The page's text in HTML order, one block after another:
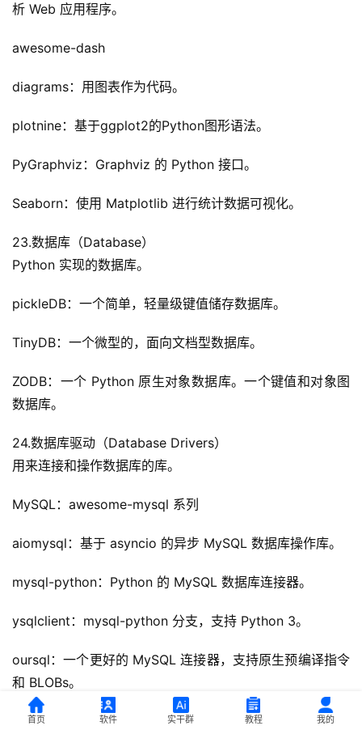
析 Web 应用程序。
awesome-dash
diagrams：用图表作为代码。
plotnine：基于ggplot2的Python图形语法。
PyGraphviz：Graphviz 的 Python 接口。
Seaborn：使用 Matplotlib 进行统计数据可视化。
23.数据库（Database）
Python 实现的数据库。
pickleDB：一个简单，轻量级键值储存数据库。
TinyDB：一个微型的，面向文档型数据库。
ZODB：一个 Python 原生对象数据库。一个键值和对象图
数据库。
24.数据库驱动（Database Drivers）
用来连接和操作数据库的库。
MySQL：awesome-mysql 系列
aiomysql：基于 asyncio 的异步 MySQL 数据库操作库。
mysql-python：Python 的 MySQL 数据库连接器。
ysqlclient：mysql-python 分支，支持 Python 3。
oursql：一个更好的 MySQL 连接器，支持原生预编译指令
和 BLOBs。
PyMySQL：纯 Python MySQL 驱动，兼容 mysql-
首页 软件 实干群 教程 我的